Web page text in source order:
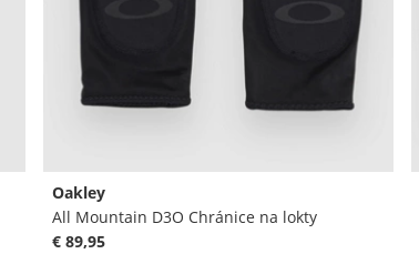
Oakley
All Mountain D3O Chránice na lokty
€ 89,95